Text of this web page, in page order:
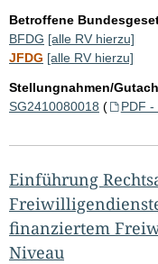
Betroffene
BFDG [alle RV hierzu]
JFDG [alle RV hierzu]
Stellungnahmen/
SG2410080018 ( PDF -
Einführung
finanziertem
Niveau